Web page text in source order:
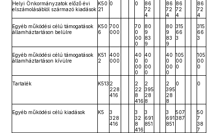
Helyi Önkormányzatok előző évi
elszámolásáblól származó kiadások
K50
21
0 0
86
72
4
86
72
4
86
72
4
86
72
4
Egyéb működési célú támogatások
államháztartáson belülre
K50
6
700
000
70
0
00
0
80
9
83
9
80
9
83
9
315
66
3
315
66
3
Egyéb működési célú támogatások
államháztartáson kívülre
K51
2
400
000
40
0
00
0
40
0
00
0
40
0
00
0
105
00
0
105
00
0
Tartalék K513 2
228
416
2
22
8
416
2
395
28
8
2
395
28
8
0 0
Egyéb működési célú kiadások K5
3
328
416
3
32
8
416
3
691
851
3
691
851
507
387
50
7
38
7